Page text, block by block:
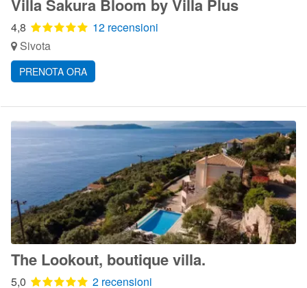
Villa Sakura Bloom by Villa Plus
4,8
12 recensioni
Sivota
PRENOTA ORA
The Lookout, boutique villa.
5,0
2 recensioni